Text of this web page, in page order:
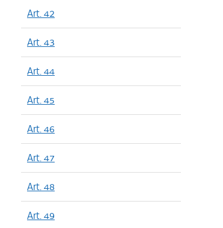
Art. 42
Art. 43
Art. 44
Art. 45
Art. 46
Art. 47
Art. 48
Art. 49